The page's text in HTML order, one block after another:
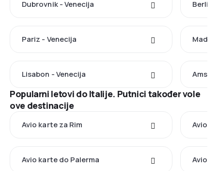
Dubrovnik - Venecija Berlin
Pariz - Venecija
Lisabon - Venecija
Popularni letovi do Italije. Putnici također vole
ove destinacije
Avio karte za Rim Avio
Avio karte do Palerma Avio